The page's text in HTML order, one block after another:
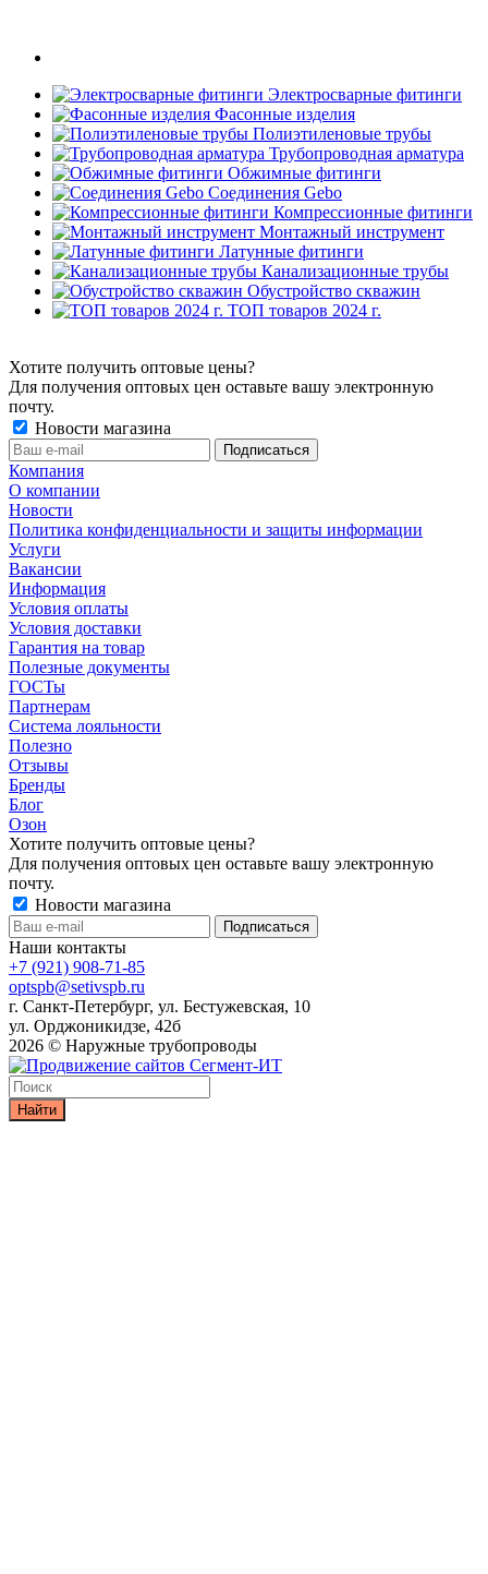
Электросварные фитинги
Фасонные изделия
Полиэтиленовые трубы
Трубопроводная арматура
Обжимные фитинги
Соединения Gebo
Компрессионные фитинги
Монтажный инструмент
Латунные фитинги
Канализационные трубы
Обустройство скважин
ТОП товаров 2024 г.
Хотите получить оптовые цены?
Для получения оптовых цен оставьте вашу электронную
почту.
Новости магазина
Компания
О компании
Новости
Политика конфиденциальности и защиты информации
Услуги
Вакансии
Информация
Условия оплаты
Условия доставки
Гарантия на товар
Полезные документы
ГОСТы
Партнерам
Система лояльности
Полезно
Отзывы
Бренды
Блог
Озон
Хотите получить оптовые цены?
Для получения оптовых цен оставьте вашу электронную
почту.
Новости магазина
Наши контакты
+7 (921) 908-71-85
optspb@setivspb.ru
г. Санкт-Петербург, ул. Бестужевская, 10
ул. Орджоникидзе, 42б
2026 © Наружные трубопроводы
Найти